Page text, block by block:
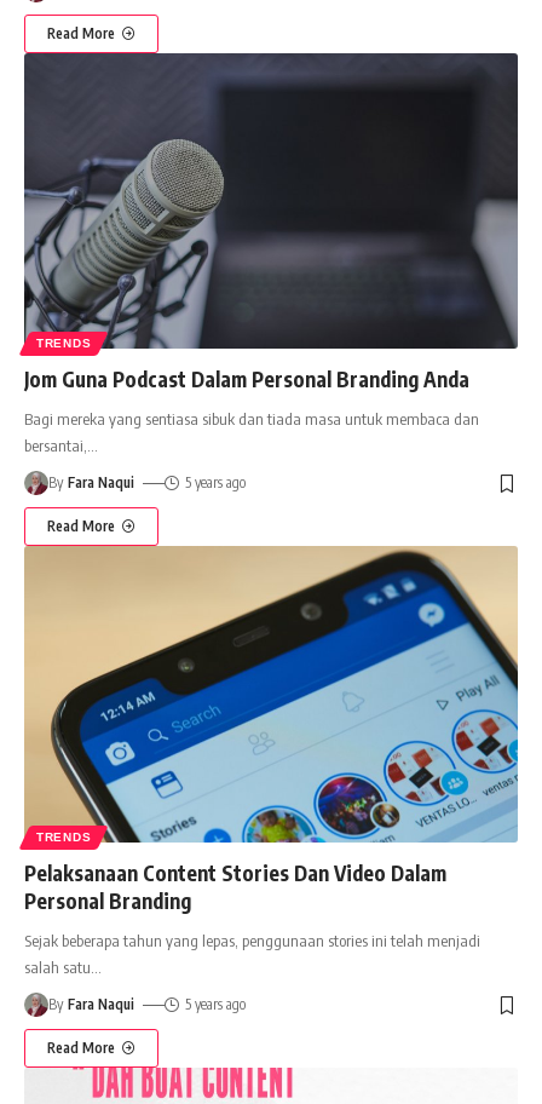
Read More
TRENDS
Jom Guna Podcast Dalam Personal Branding Anda
Bagi mereka yang sentiasa sibuk dan tiada masa untuk membaca dan
bersantai,…
By Fara Naqui 5 years ago
Read More
TRENDS
Pelaksanaan Content Stories Dan Video Dalam
Personal Branding
Sejak beberapa tahun yang lepas, penggunaan stories ini telah menjadi
salah satu
By Fara Naqui 5 years ago
Read More